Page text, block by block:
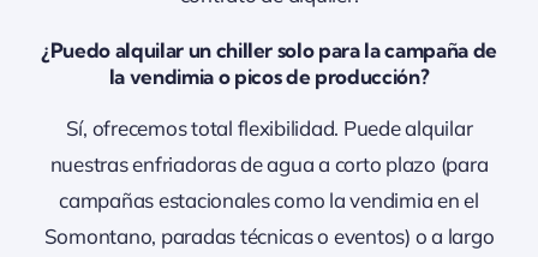
¿Puedo alquilar un chiller solo para la campaña de
la vendimia o picos de producción?
Sí, ofrecemos total flexibilidad. Puede alquilar
nuestras enfriadoras de agua a corto plazo (para
campañas estacionales como la vendimia en el
Somontano, paradas técnicas o eventos) o a largo